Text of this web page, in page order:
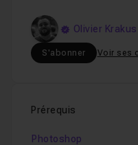
Olivier Krakus
S'abonner Voir ses
Prérequis
Photoshop